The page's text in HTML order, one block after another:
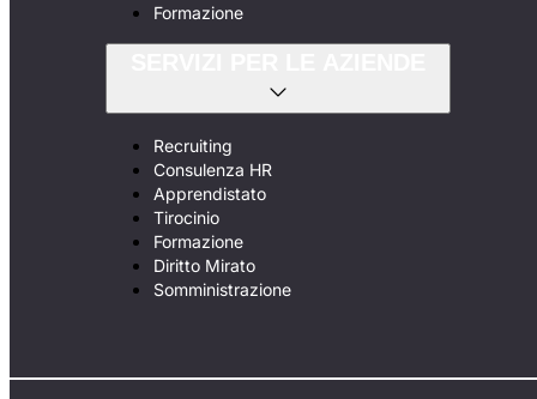
Formazione
Recruiting
Consulenza HR
Apprendistato
Tirocinio
Formazione
Diritto Mirato
Somministrazione